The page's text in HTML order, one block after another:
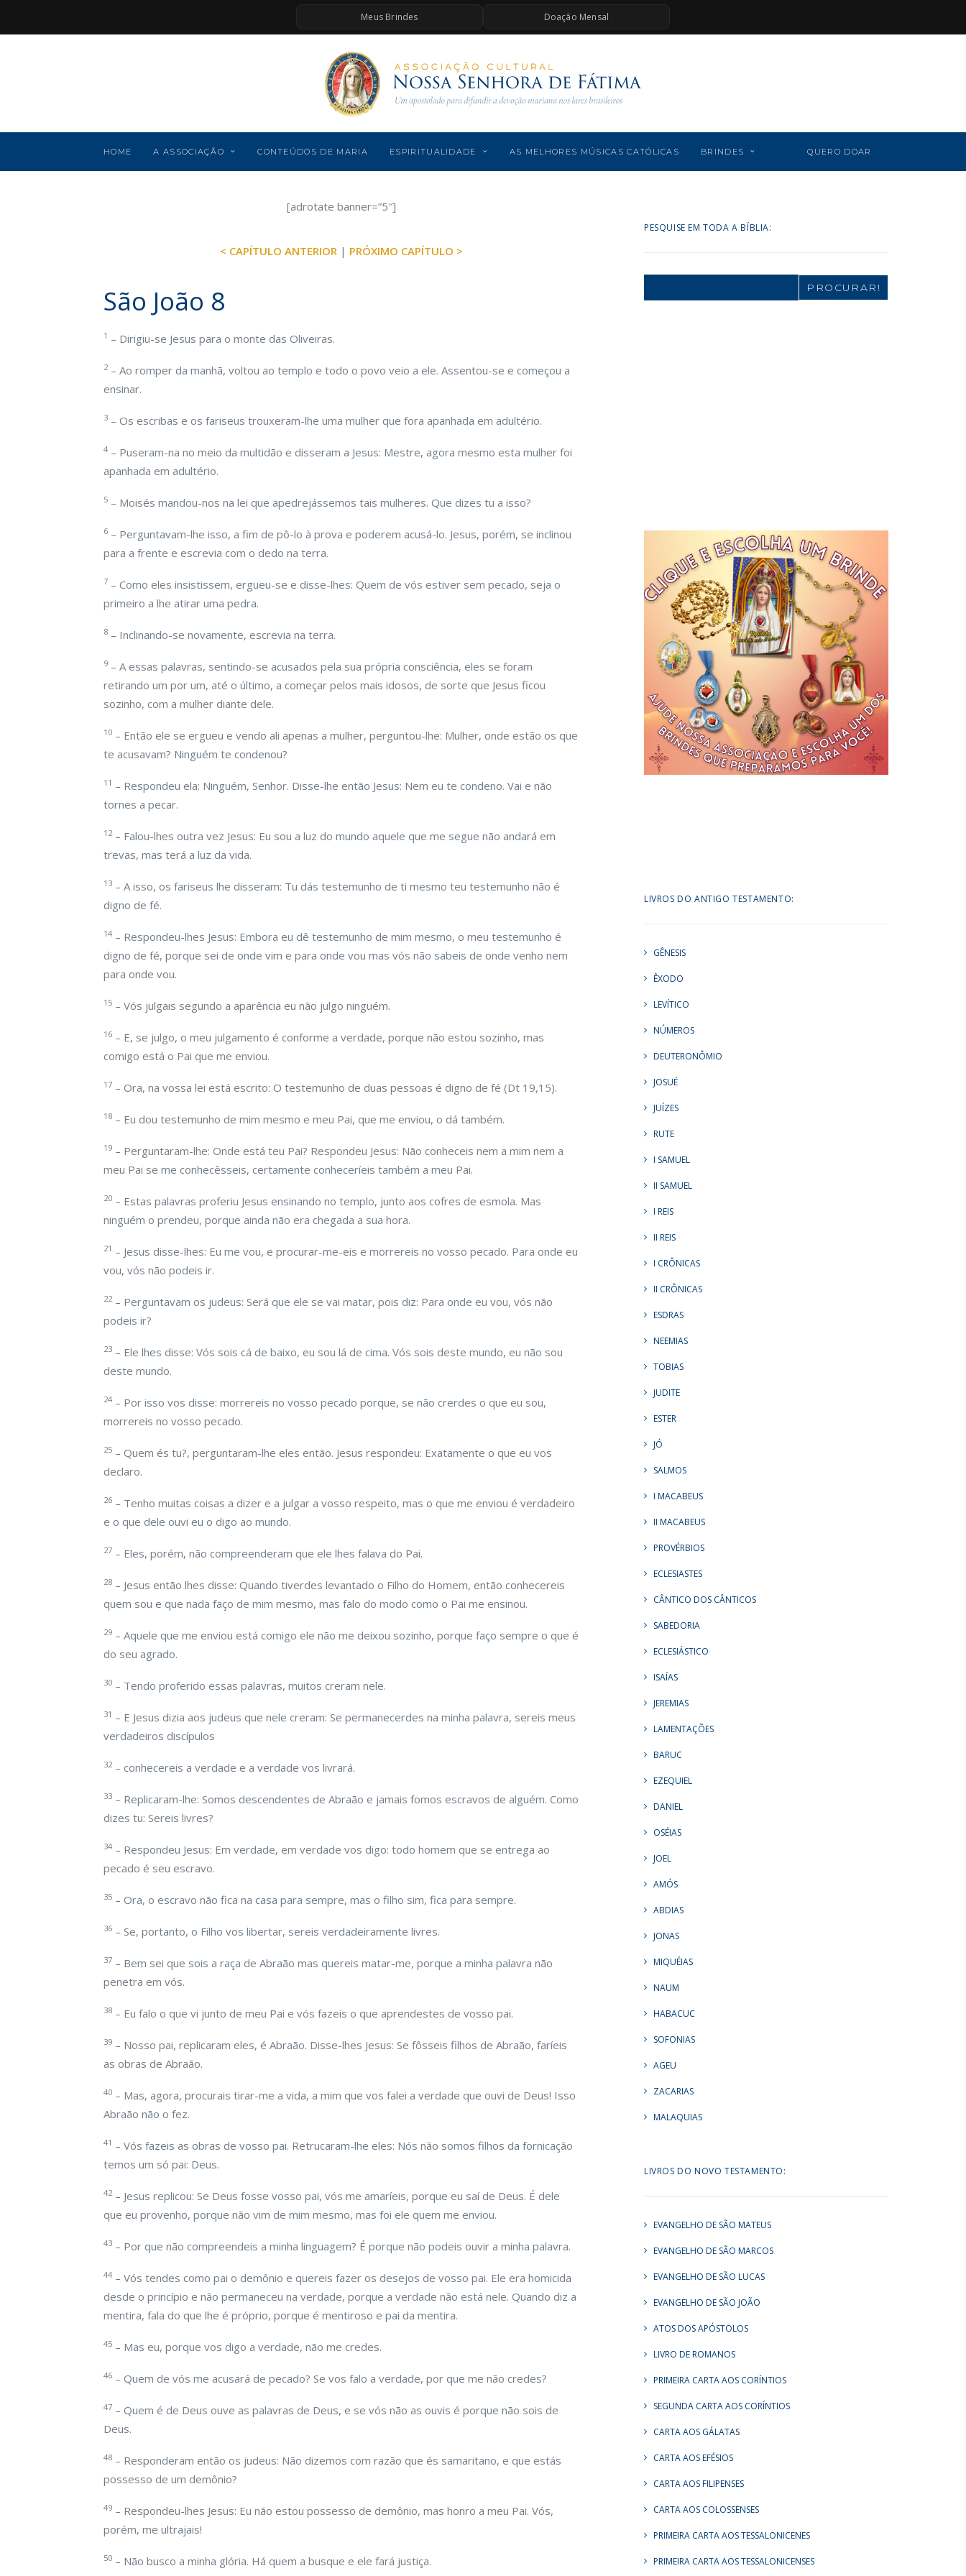
Meus Brindes Doação Mensal
HOME A ASSOCIAÇÃO CONTEÚDOS DE MARIA ESPIRITUALIDADE AS MELHORES MÚSICAS CATÓLICAS BRINDES QUERO DOAR
[adrotate banner=”5″]
< CAPÍTULO ANTERIOR | PRÓXIMO CAPÍTULO >
São João 8
1 – Dirigiu-se Jesus para o monte das Oliveiras.
2– Ao romper da manhã, voltou ao templo e todo o povo veio a ele. Assentou-se e começou a
ensinar.
3 – Os escribas e os fariseus trouxeram-lhe uma mulher que fora apanhada em adultério.
4 – Puseram-na no meio da multidão e disseram a Jesus: Mestre, agora mesmo esta mulher foi
apanhada em adultério.
5 – Moisés mandou-nos na lei que apedrejássemos tais mulheres. Que dizes tu a isso?
6 – Perguntavam-lhe isso, a fim de pô-lo à prova e poderem acusá-lo. Jesus, porém, se inclinou
para a frente e escrevia com o dedo na terra.
7 – Como eles insistissem, ergueu-se e disse-lhes: Quem de vós estiver sem pecado, seja o
primeiro a lhe atirar uma pedra.
8 – Inclinando-se novamente, escrevia na terra.
9 – A essas palavras, sentindo-se acusados pela sua própria consciência, eles se foram
retirando um por um, até o último, a começar pelos mais idosos, de sorte que Jesus ficou
sozinho, com a mulher diante dele.
10 – Então ele se ergueu e vendo ali apenas a mulher, perguntou-lhe: Mulher, onde estão os que
te acusavam? Ninguém te condenou?
11 – Respondeu ela: Ninguém, Senhor. Disse-lhe então Jesus: Nem eu te condeno. Vai e não
tornes a pecar.
12– Falou-lhes outra vez Jesus: Eu sou a luz do mundo aquele que me segue não andará em
trevas, mas terá a luz da vida.
13 – A isso, os fariseus lhe disseram: Tu dás testemunho de ti mesmo teu testemunho não é
digno de fé.
14 – Respondeu-lhes Jesus: Embora eu dê testemunho de mim mesmo, o meu testemunho é
digno de fé, porque sei de onde vim e para onde vou mas vós não sabeis de onde venho nem
para onde vou.
15 – Vós julgais segundo a aparência eu não julgo ninguém.
16 – E, se julgo, o meu julgamento é conforme a verdade, porque não estou sozinho, mas
comigo está o Pai que me enviou.
17 – Ora, na vossa lei está escrito: O testemunho de duas pessoas é digno de fé (Dt 19,15).
18 – Eu dou testemunho de mim mesmo e meu Pai, que me enviou, o dá também.
19 – Perguntaram-lhe: Onde está teu Pai? Respondeu Jesus: Não conheceis nem a mim nem a
meu Pai se me conhecêsseis, certamente conheceríeis também a meu Pai.
20 – Estas palavras proferiu Jesus ensinando no templo, junto aos cofres de esmola. Mas
ninguém o prendeu, porque ainda não era chegada a sua hora.
21 – Jesus disse-lhes: Eu me vou, e procurar-me-eis e morrereis no vosso pecado. Para onde eu
vou, vós não podeis ir.
22– Perguntavam os judeus: Será que ele se vai matar, pois diz: Para onde eu vou, vós não
podeis ir?
23 – Ele lhes disse: Vós sois cá de baixo, eu sou lá de cima. Vós sois deste mundo, eu não sou
deste mundo.
24 – Por isso vos disse: morrereis no vosso pecado porque, se não crerdes o que eu sou,
morrereis no vosso pecado.
25 – Quem és tu?, perguntaram-lhe eles então. Jesus respondeu: Exatamente o que eu vos
declaro.
26 – Tenho muitas coisas a dizer e a julgar a vosso respeito, mas o que me enviou é verdadeiro
e o que dele ouvi eu o digo ao mundo.
27 – Eles, porém, não compreenderam que ele lhes falava do Pai.
28 – Jesus então lhes disse: Quando tiverdes levantado o Filho do Homem, então conhecereis
quem sou e que nada faço de mim mesmo, mas falo do modo como o Pai me ensinou.
29 – Aquele que me enviou está comigo ele não me deixou sozinho, porque faço sempre o que é
do seu agrado.
30 – Tendo proferido essas palavras, muitos creram nele.
31 – E Jesus dizia aos judeus que nele creram: Se permanecerdes na minha palavra, sereis meus
verdadeiros discípulos
32– conhecereis a verdade e a verdade vos livrará.
33 – Replicaram-lhe: Somos descendentes de Abraão e jamais fomos escravos de alguém. Como
dizes tu: Sereis livres?
34 – Respondeu Jesus: Em verdade, em verdade vos digo: todo homem que se entrega ao
pecado é seu escravo.
35 – Ora, o escravo não fica na casa para sempre, mas o filho sim, fica para sempre.
36 – Se, portanto, o Filho vos libertar, sereis verdadeiramente livres.
37 – Bem sei que sois a raça de Abraão mas quereis matar-me, porque a minha palavra não
penetra em vós.
38 – Eu falo o que vi junto de meu Pai e vós fazeis o que aprendestes de vosso pai.
39 – Nosso pai, replicaram eles, é Abraão. Disse-lhes Jesus: Se fôsseis filhos de Abraão, faríeis
as obras de Abraão.
40 – Mas, agora, procurais tirar-me a vida, a mim que vos falei a verdade que ouvi de Deus! Isso
Abraão não o fez.
41 – Vós fazeis as obras de vosso pai. Retrucaram-lhe eles: Nós não somos filhos da fornicação
temos um só pai: Deus.
42– Jesus replicou: Se Deus fosse vosso pai, vós me amaríeis, porque eu saí de Deus. É dele
que eu provenho, porque não vim de mim mesmo, mas foi ele quem me enviou.
43 – Por que não compreendeis a minha linguagem? É porque não podeis ouvir a minha palavra.
44 – Vós tendes como pai o demônio e quereis fazer os desejos de vosso pai. Ele era homicida
desde o princípio e não permaneceu na verdade, porque a verdade não está nele. Quando diz a
mentira, fala do que lhe é próprio, porque é mentiroso e pai da mentira.
45 – Mas eu, porque vos digo a verdade, não me credes.
46 – Quem de vós me acusará de pecado? Se vos falo a verdade, por que me não credes?
47 – Quem é de Deus ouve as palavras de Deus, e se vós não as ouvis é porque não sois de
Deus.
48 – Responderam então os judeus: Não dizemos com razão que és samaritano, e que estás
possesso de um demônio?
49 – Respondeu-lhes Jesus: Eu não estou possesso de demônio, mas honro a meu Pai. Vós,
porém, me ultrajais!
50 – Não busco a minha glória. Há quem a busque e ele fará justiça.
PESQUISE EM TODA A BÍBLIA:
Search
LIVROS DO ANTIGO TESTAMENTO:
GÊNESIS
ÊXODO
LEVÍTICO
NÚMEROS
DEUTERONÔMIO
JOSUÉ
JUÍZES
RUTE
I SAMUEL
II SAMUEL
I REIS
II REIS
I CRÔNICAS
II CRÔNICAS
ESDRAS
NEEMIAS
TOBIAS
JUDITE
ESTER
JÓ
SALMOS
I MACABEUS
II MACABEUS
PROVÉRBIOS
ECLESIASTES
CÂNTICO DOS CÂNTICOS
SABEDORIA
ECLESIÁSTICO
ISAÍAS
JEREMIAS
LAMENTAÇÕES
BARUC
EZEQUIEL
DANIEL
OSÉIAS
JOEL
AMÓS
ABDIAS
JONAS
MIQUÉIAS
NAUM
HABACUC
SOFONIAS
AGEU
ZACARIAS
MALAQUIAS
LIVROS DO NOVO TESTAMENTO:
EVANGELHO DE SÃO MATEUS
EVANGELHO DE SÃO MARCOS
EVANGELHO DE SÃO LUCAS
EVANGELHO DE SÃO JOÃO
ATOS DOS APÓSTOLOS
LIVRO DE ROMANOS
PRIMEIRA CARTA AOS CORÍNTIOS
SEGUNDA CARTA AOS CORÍNTIOS
CARTA AOS GÁLATAS
CARTA AOS EFÉSIOS
CARTA AOS FILIPENSES
CARTA AOS COLOSSENSES
PRIMEIRA CARTA AOS TESSALONICENES
PRIMEIRA CARTA AOS TESSALONICENSES